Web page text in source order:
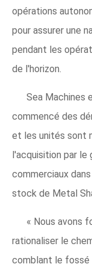
opérations
pour assurer une
pendant les
de l'horizon.
Sea Machines
commencé des
et les unités sont
l'acquisition par
commerciaux
stock de Metal
« Nous avons
rationaliser le
comblant le fossé